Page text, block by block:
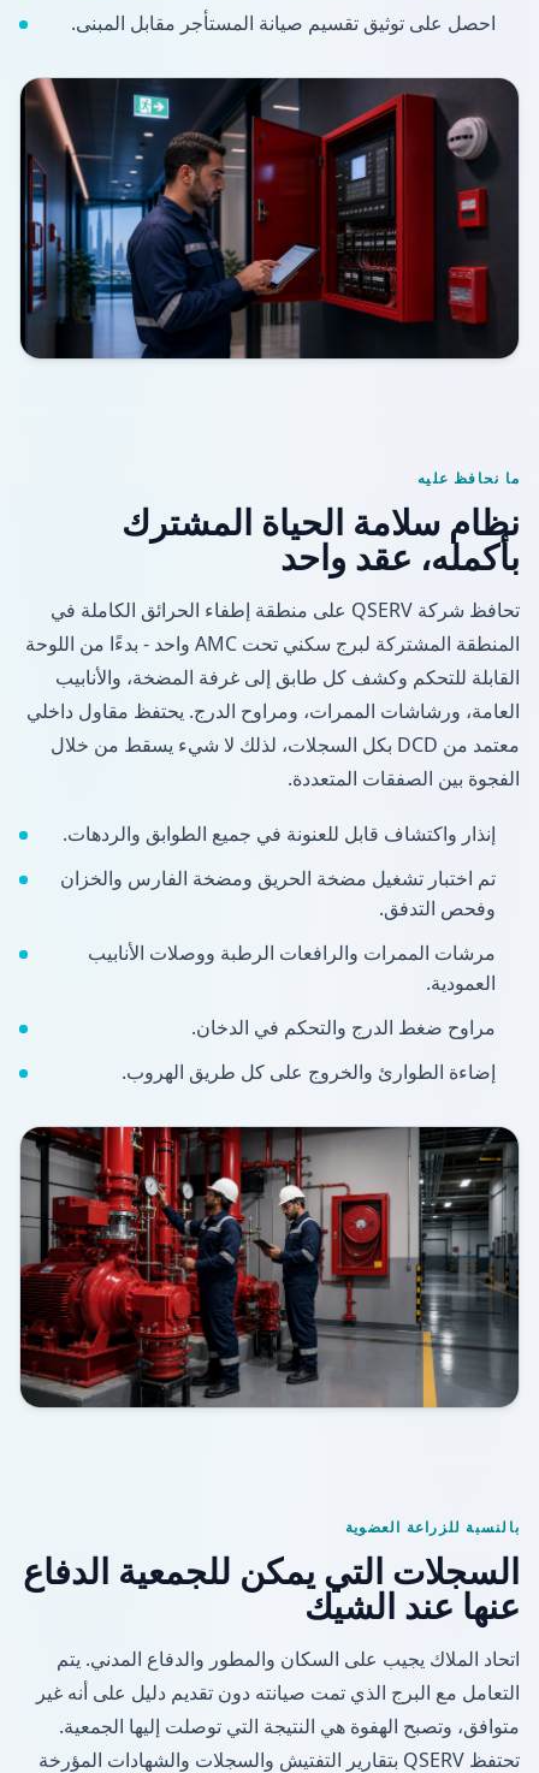
احصل على توثيق تقسيم صيانة المستأجر مقابل المبنى.
ما نحافظ عليه
نظام سلامة الحياة المشترك
بأكمله، عقد واحد
تحافظ شركة QSERV على منطقة إطفاء الحرائق الكاملة في
المنطقة المشتركة لبرج سكني تحت AMC واحد - بدءًا من اللوحة
القابلة للتحكم وكشف كل طابق إلى غرفة المضخة، والأنابيب
العامة، ورشاشات الممرات، ومراوح الدرج. يحتفظ مقاول داخلي
معتمد من DCD بكل السجلات، لذلك لا شيء يسقط من خلال
الفجوة بين الصفقات المتعددة.
إنذار واكتشاف قابل للعنونة في جميع الطوابق والردهات.
تم اختبار تشغيل مضخة الحريق ومضخة الفارس والخزان
وفحص التدفق.
مرشات الممرات والرافعات الرطبة ووصلات الأنابيب
العمودية.
مراوح ضغط الدرج والتحكم في الدخان.
إضاءة الطوارئ والخروج على كل طريق الهروب.
بالنسبة للزراعة العضوية
السجلات التي يمكن للجمعية الدفاع
عنها عند الشيك
اتحاد الملاك يجيب على السكان والمطور والدفاع المدني. يتم
التعامل مع البرج الذي تمت صيانته دون تقديم دليل على أنه غير
متوافق، وتصبح الهفوة هي النتيجة التي توصلت إليها الجمعية.
تحتفظ QSERV بتقارير التفتيش والسجلات والشهادات المؤرخة